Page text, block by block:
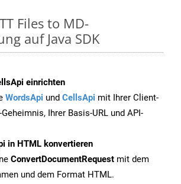
Files to MD-
auf Java SDK
einrichten
WordsApi und CellsApi mit Ihrer Client-
Ihrer Basis-URL und API-
in HTML konvertieren
ConvertDocumentRequest mit dem
und dem Format HTML.